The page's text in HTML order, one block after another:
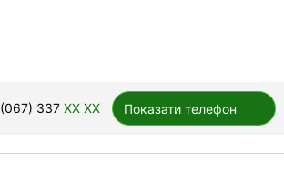
(067) 337 XX XX Показати телефон